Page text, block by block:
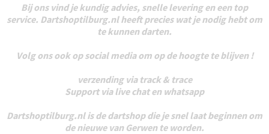
Bij ons vind je kundig advies, snelle levering en een top
service. Dartshoptilburg.nl heeft precies wat je nodig hebt om
te kunnen darten.
Volg ons ook op social media om op de hoogte te blijven !
verzending via track & trace
Support via live chat en whatsapp
Dartshoptilburg.nl is de dartshop die je snel laat beginnen om
de nieuwe van Gerwen te worden.